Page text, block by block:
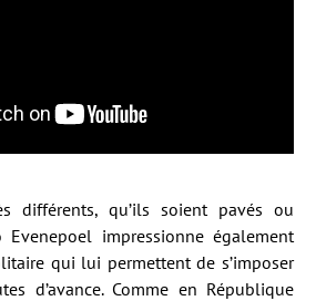
différents, qu’ils soient pavés ou
Evenepoel impressionne également
qui lui permettent de s’imposer
d’avance. Comme en République